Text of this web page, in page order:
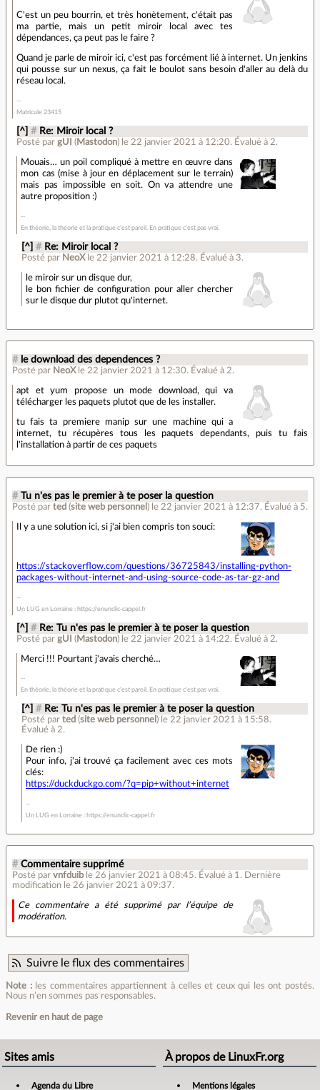
C'est un peu bourrin, et très honètement, c'était pas
ma partie, mais un petit miroir local avec tes
dépendances, ça peut pas le faire ?
Quand je parle de miroir ici, c'est pas forcément lié à internet. Un jenkins
qui pousse sur un nexus, ça fait le boulot sans besoin d'aller au delà du
réseau local.
Matricule 23415
[^] # Re: Miroir local ?
Posté pargUI ( Mastodon) le 22 janvier 2021 à 12:20. Évalué à 2.
Mouais… un poil compliqué à mettre en œuvre dans
mon cas (mise à jour en déplacement sur le terrain)
mais pas impossible en soit. On va attendre une
autre proposition :)
En théorie, la théorie et la pratique c'est pareil. En pratique c'est pas vrai.
[^] # Re: Miroir local ?
Posté par NeoX le 22 janvier 2021 à 12:28. Évalué à 3.
le miroir sur un disque dur,
le bon fichier de configuration pour aller chercher
sur le disque dur plutot qu'internet.
# le download des dependences ?
Posté par NeoX le 22 janvier 2021 à 12:30. Évalué à 2.
apt et yum propose un mode download, qui va
télécharger les paquets plutot que de les installer.
tu fais ta premiere manip sur une machine qui a
internet, tu récupères tous les paquets dependants, puis tu fais
l'installation à partir de ces paquets
# Tu n'es pas le premier à te poser la question
Posté par ted (site web personnel ) le 22 janvier 2021 à 12:37. Évalué à 5.
Il y a une solution ici, si j'ai bien compris ton souci:
https://stackoverflow.com/questions/36725843/installing-python-
packages-without-internet-and-using-source-code-as-tar-gz-and
Un LUG en Lorraine : https://enunclic-cappel.fr
[^] # Re: Tu n'es pas le premier à te poser la question
Posté pargUI ( Mastodon) le 22 janvier 2021 à 14:22. Évalué à 2.
Merci !!! Pourtant j'avais cherché…
En théorie, la théorie et la pratique c'est pareil. En pratique c'est pas vrai.
[^] # Re: Tu n'es pas le premier à te poser la question
Posté par ted (site web personnel ) le 22 janvier 2021 à 15:58.
Évalué à 2.
De rien :)
Pour info, j'ai trouvé ça facilement avec ces mots
clés:
https://duckduckgo.com/?q=pip+without+internet
Un LUG en Lorraine : https://enunclic-cappel.fr
# Commentaire supprimé
Posté par vnfduib le 26 janvier 2021 à 08:45. Évalué à 1 . Dernière
modification le 26 janvier 2021 à 09:37.
Ce commentaire a été supprimé par l’équipe de
modération.
Suivre le flux des commentaires
Note :les commentaires appartiennent à celles et ceux qui les ont postés.
Nous n’en sommes pas responsables.
Revenir en haut de page
Sites amis
Agenda du Libre
À propos de LinuxFr.org
Mentions légales